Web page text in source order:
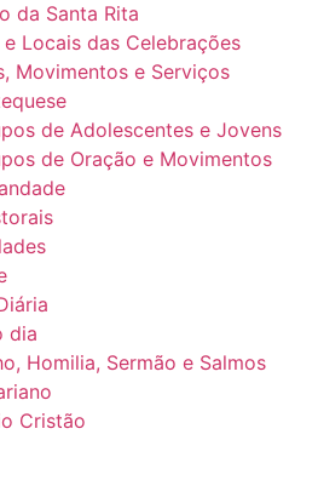
da Santa Rita
Locais das Celebrações
Movimentos e Serviços
de Adolescentes e Jovens
de Oração e Movimentos
dia
Homilia, Sermão e Salmos
Cristão